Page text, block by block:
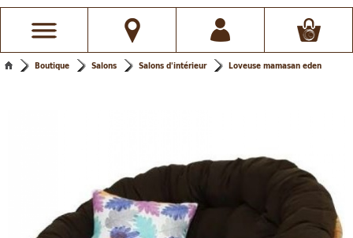
Boutique Salons Salons d'intérieur Loveuse mamasan eden